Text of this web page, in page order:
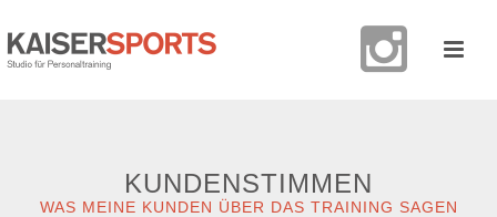
KUNDENSTIMMEN
WAS MEINE KUNDEN ÜBER DAS TRAINING SAGEN